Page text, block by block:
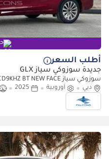
أطلب السعر
جديدة سوزوكي سياز GLX
(للتصدير فقط)
دبي أوروبية 2025